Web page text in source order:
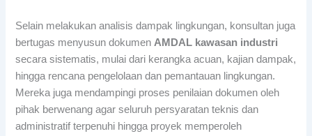
Selain melakukan analisis dampak lingkungan, konsultan juga
bertugas menyusun dokumen AMDAL kawasan industri
secara sistematis, mulai dari kerangka acuan, kajian dampak,
hingga rencana pengelolaan dan pemantauan lingkungan.
Mereka juga mendampingi proses penilaian dokumen oleh
pihak berwenang agar seluruh persyaratan teknis dan
administratif terpenuhi hingga proyek memperoleh